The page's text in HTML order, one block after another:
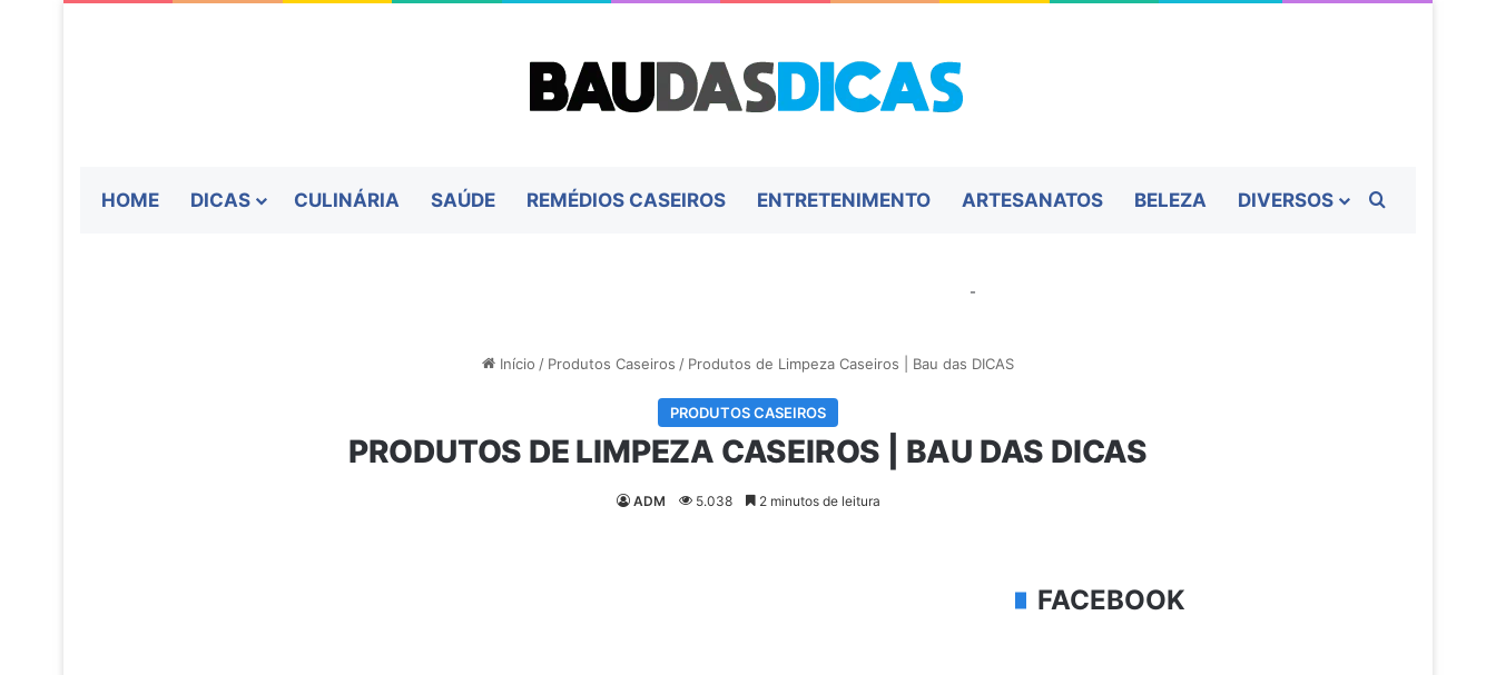
HOME DICAS CULINÁRIA SAÚDE REMÉDIOS CASEIROS ENTRETENIMENTO ARTESANATOS BELEZA DIVERSOS
-
Início / Produtos Caseiros / Produtos de Limpeza Caseiros | Bau das DICAS
PRODUTOS CASEIROS
PRODUTOS DE LIMPEZA CASEIROS | BAU DAS DICAS
ADM 5.038 2 minutos de leitura
FACEBOOK